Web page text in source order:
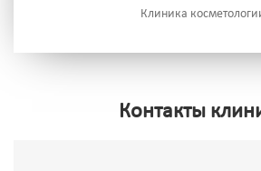
Клиника
Контакты